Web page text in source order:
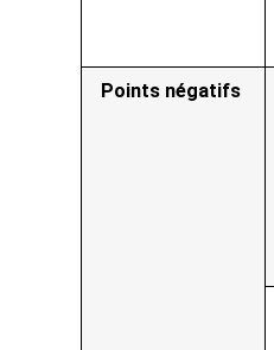
Points négatifs